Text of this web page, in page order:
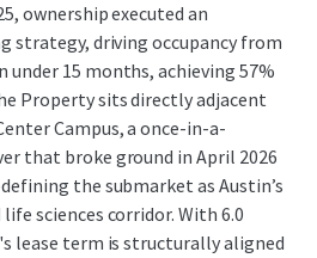
ownership executed an
strategy, driving occupancy from
under 15 months, achieving 57%
Property sits directly adjacent
Campus, a once-in-a-
that broke ground in April 2026
the submarket as Austin’s
sciences corridor. With 6.0
lease term is structurally aligned